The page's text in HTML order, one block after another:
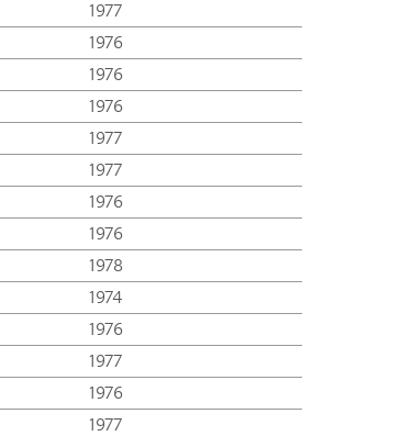
1977
1976
1976
1976
1977
1977
1976
1976
1978
1974
1976
1977
1976
1977